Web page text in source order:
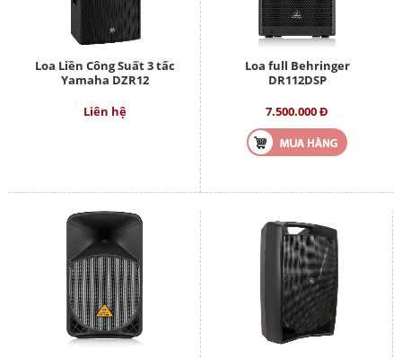
Loa Liền Công Suất 3 tấc
Yamaha DZR12
Liên hệ
Loa full Behringer
DR112DSP
7.500.000 Đ